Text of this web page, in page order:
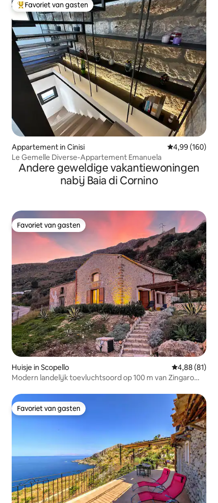
Topfavoriet van gasten
Favoriet van gasten
Appartement in Cinisi Gemiddelde
4,99 (160)
Le Gemelle Diverse-Appartement Emanuela
Andere geweldige vakantiewoningen
nabij Baia di Cornino
Favoriet van gasten
Favoriet van gasten
Huisje in Scopello Gemiddelde
4,88 (81)
Modern landelijk toevluchtsoord op 100 m van Zingaro
Favoriet van gasten
Favoriet van gasten